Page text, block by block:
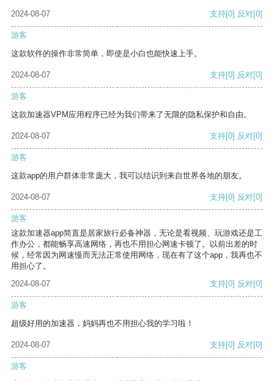
2024-08-07 支持[0] 反对[0]
游客
这款软件的操作非常简单，即使是小白也能快速上手。
2024-08-07 支持[0] 反对[0]
游客
这款加速器VPM应用程序已经为我们带来了无限的隐私保护和自由。
2024-08-07 支持[0] 反对[0]
游客
这款app的用户群体非常庞大，我可以结识到来自世界各地的朋友。
2024-08-07 支持[0] 反对[0]
游客
这款加速器app简直是居家旅行必备神器，无论是看视频、玩游戏还是工
作办公，都能畅享高速网络，再也不用担心网速卡顿了。以前出差的时
候，经常因为网速慢而无法正常使用网络，现在有了这个app，我再也不
用担心了。
2024-08-07
支持[0] 反对[0]
游客
超级好用的加速器，妈妈再也不用担心我的学习啦！
2024-08-07 支持[0] 反对[0]
游客